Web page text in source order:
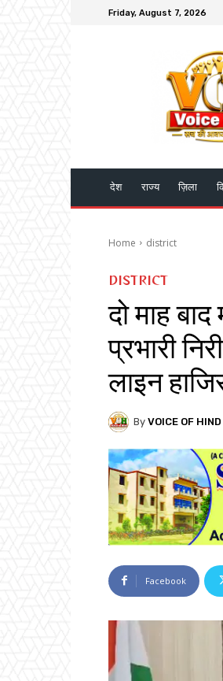
Friday, August 7, 2026
देश राज्य ज़िला
Home district
DISTRICT
दो माह
प्रभारी
लाइन
By VOICE OF
Facebook